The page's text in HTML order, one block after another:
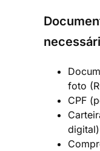
foto
CPF
digital)